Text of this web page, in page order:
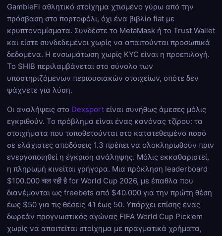
GambleFi αθλητικό στοίχημα χτισμένο γύρω από την
πρόσβαση στο πορτοφόλι, όχι ένα βιβλίο fiat με
κρυπτονομίσματα. Συνδέστε το MetaMask ή το Trust Wallet
και είστε συνδεδεμένοι χωρίς να απαιτούνται προσωπικά
δεδομένα. Η ενσωμάτωση χωρίς KYC είναι η προεπιλογή.
Το SHIB περιλαμβάνεται στο σύνολο των
υποστηριζόμενων περιουσιακών στοιχείων, οπότε δεν
ψάχνετε για λύση.
Οι αναλήψεις στο Dexsport είναι συνήθως άμεσες μόλις
εγκριθούν. Το πρόβλημα είναι ένας κανόνας τζίρου: τα
στοιχήματα που τοποθετούνται στο κατατεθειμένο ποσό
σε ελάχιστες αποδόσεις 1.3 πρέπει να ολοκληρωθούν πριν
ενεργοποιηθεί η έγκριση ανάληψης. Μόλις εκκαθαριστεί,
η πληρωμή κινείται γρήγορα. Μια πρόκληση leaderboard
$100.000 चल रही है for World Cup 2026, με έπαθλα που
διανέμονται ως freebets από $40.000 για την πρώτη θέση
έως $50 για τις θέσεις 41 έως 50. Υπάρχει επίσης ένας
δωρεάν προγνωστικός αγώνας FIFA World Cup Pick'em
χωρίς να απαιτείται στοίχημα με πραγματικά χρήματα,